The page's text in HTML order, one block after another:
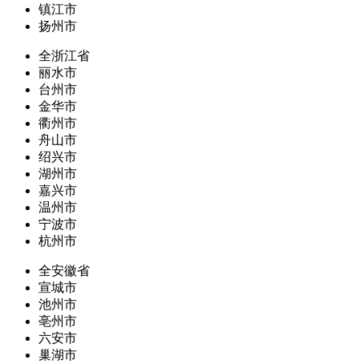
镇江市
扬州市
全浙江省
丽水市
台州市
金华市
衢州市
舟山市
绍兴市
湖州市
嘉兴市
温州市
宁波市
杭州市
全安徽省
宣城市
池州市
亳州市
六安市
巢湖市